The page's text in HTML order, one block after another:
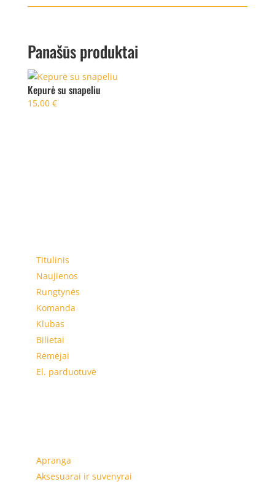
Panašūs produktai
Kepurė su snapeliu
15,00 €
Titulinis
Naujienos
Rungtynės
Komanda
Klubas
Bilietai
Rėmėjai
El. parduotuvė
Apranga
Aksesuarai ir suvenyrai